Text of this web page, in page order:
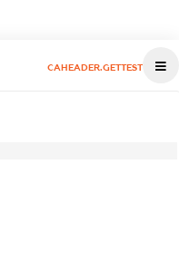
CAHEADER.GETTEST